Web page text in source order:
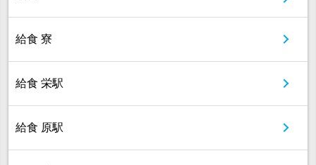
給食 寮
給食 栄駅
給食 原駅